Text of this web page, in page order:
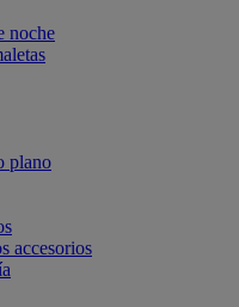
noche
plano
accesorios